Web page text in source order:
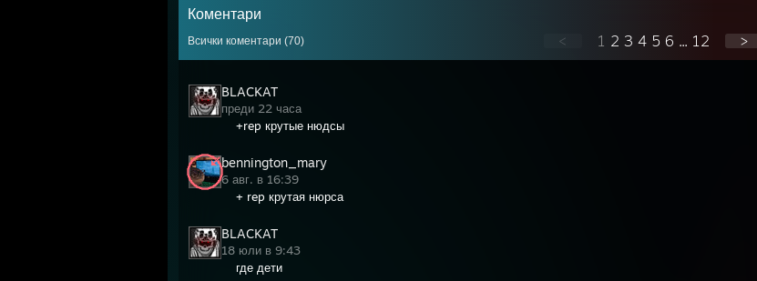
Коментари
Всички коментари (70) < 1 2 3 4 5 6 ... 12 >
BLACKAT
преди 22 часа
+rep крутые нюдсы
bennington_mary
6 авг. в 16:39
+ rep крутая нюрса
BLACKAT
18 юли в 9:43
где дети